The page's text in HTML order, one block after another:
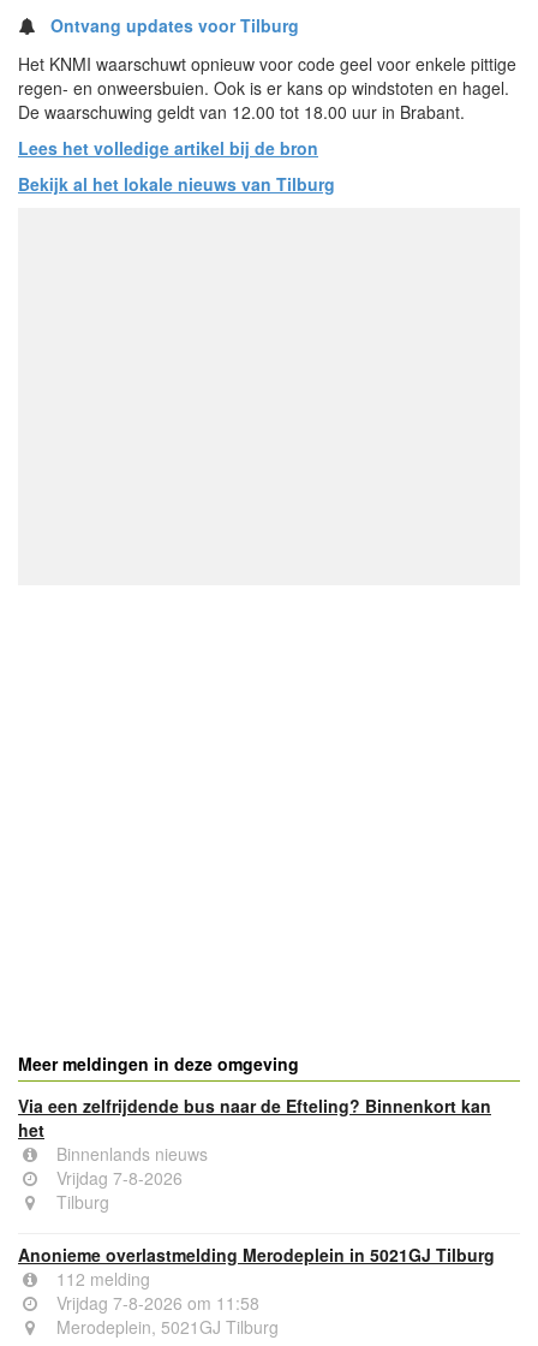
Ontvang updates voor Tilburg
Het KNMI waarschuwt opnieuw voor code geel voor enkele pittige
regen- en onweersbuien. Ook is er kans op windstoten en hagel.
De waarschuwing geldt van 12.00 tot 18.00 uur in Brabant.
Lees het volledige artikel bij de bron
Bekijk al het lokale nieuws van Tilburg
Meer meldingen in deze omgeving
Via een zelfrijdende bus naar de Efteling? Binnenkort kan
het
Binnenlands nieuws
Vrijdag 7-8-2026
Tilburg
Anonieme overlastmelding Merodeplein in 5021GJ Tilburg
112 melding
Vrijdag 7-8-2026 om 11:58
Merodeplein, 5021GJ Tilburg